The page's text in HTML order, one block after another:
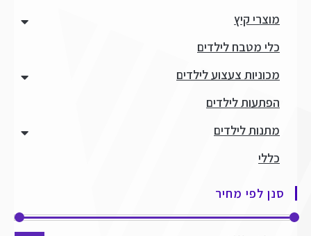
מוצרי קיץ
כלי מטבח לילדים
מכוניות צעצוע לילדים
הפתעות לילדים
מתנות לילדים
כללי
סנן לפי מחיר